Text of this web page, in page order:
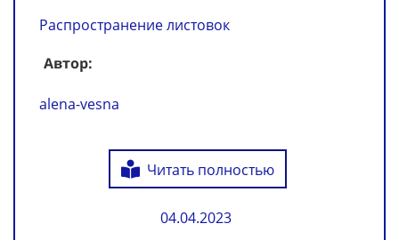
Распространение листовок
Автор:
alena-vesna
Читать полностью
04.04.2023